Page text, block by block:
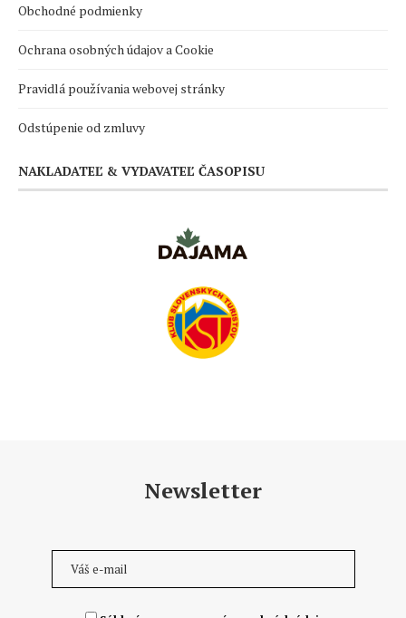
Obchodné podmienky
Ochrana osobných údajov a Cookie
Pravidlá používania webovej stránky
Odstúpenie od zmluvy
NAKLADATEĽ & VYDAVATEĽ ČASOPISU
Newsletter